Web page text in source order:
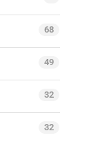
68
49
32
32